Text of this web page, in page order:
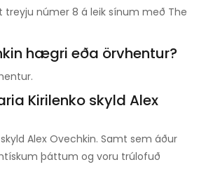
treyju númer 8 á leik sínum með The
hægri eða örvhentur?
Kirilenko skyld Alex
Alex Ovechkin. Samt sem áður
þáttum og voru trúlofuð